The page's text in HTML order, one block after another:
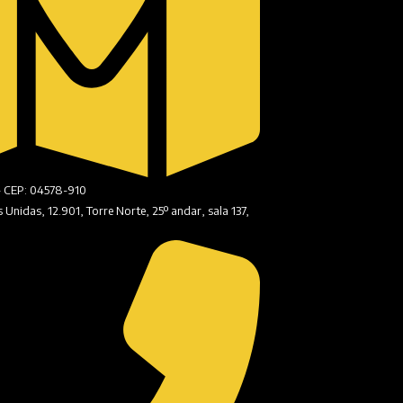
04578-910
12.901, Torre Norte, 25º andar, sala 137,